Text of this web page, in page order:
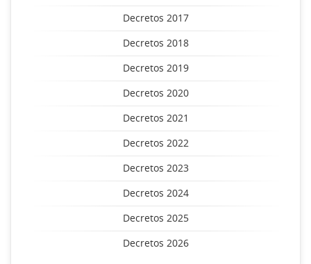
Decretos 2017
Decretos 2018
Decretos 2019
Decretos 2020
Decretos 2021
Decretos 2022
Decretos 2023
Decretos 2024
Decretos 2025
Decretos 2026